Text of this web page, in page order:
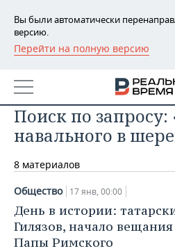
Вы были автоматически
версию.
Перейти на полную версию
РЕГИОНЫ
БАШКОРТОСТАН
ТАТАРСТАН
УДМУРТИЯ
НОВОСТИ
АНАЛИТИКА
НОВОСТИ АНАЛИТИКИ
КОРОЛИ ГОСЗАКАЗА ПФО
ВУЗЫ ТАТАРСТАНА
ЭКОНОМИКА
ФИНАНСЫ
БАНКИ
НОВОСТИ
ПРОМЫШЛЕННОСТИ
НЕДВИЖИМОСТЬ
НОВОСТИ НЕДВИЖИМОСТИ
АВТО
Поиск по
навального в
8 материалов
Общество
17 янв, 00:00
День в истории:
Гилязов, начало
Папы Римского